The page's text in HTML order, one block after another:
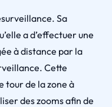
Sa
a d’effectuer une
à distance par la
Cette
tour de la zone à
des zooms afin de